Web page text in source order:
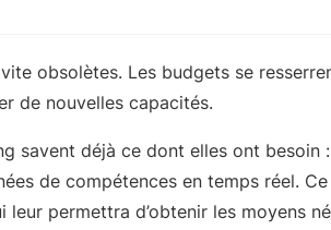
obsolètes. Les budgets se
de nouvelles capacités.
savent déjà ce dont elles ont besoin
de compétences en temps réel. Ce
leur permettra d’obtenir les moyens